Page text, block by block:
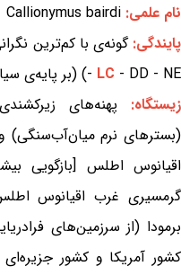
نام علمی: Callionymus bairdi
پایندگی:
- LC - DD - NE) (بر پایه‌ی سیاهه‌ی سرخ IUCN)
زیستگاه: پهنه‌های
(بسترهای نرم میان‌آب‌سنگی)
گرمسیری غرب اقیانوس
برمودا (از سرزمین‌های
کشور آمریکا و کشور